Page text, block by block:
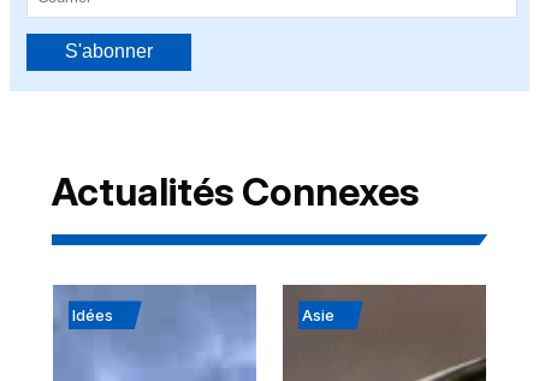
S'abonner
Actualités Connexes
Idées Asie